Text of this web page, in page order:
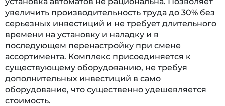
увеличить производительность труда до 30% без
серьезных инвестиций и не требует длительного
времени на установку и наладку и в
последующем перенастройку при смене
ассортимента. Комплекс присоединяется к
существующему оборудованию, не требуя
дополнительных инвестиций в само
оборудование, что существенно удешевляется
стоимость.